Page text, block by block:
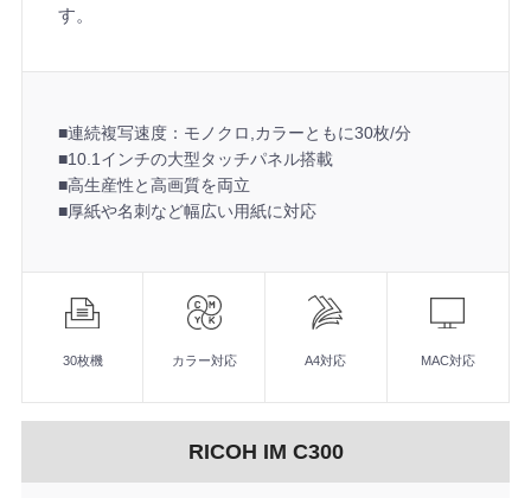
す。
■連続複写速度：モノクロ,カラーともに30枚/分
■10.1インチの大型タッチパネル搭載
■高生産性と高画質を両立
■厚紙や名刺など幅広い用紙に対応
■連続複写速度：モノクロ,カラーともに30枚/分
■10.1インチの大型タッチパネル搭載
■厚紙や名刺など幅広い用紙に対応
30枚機 カラー対応 A4対応 MAC対応
RICOH IM C300